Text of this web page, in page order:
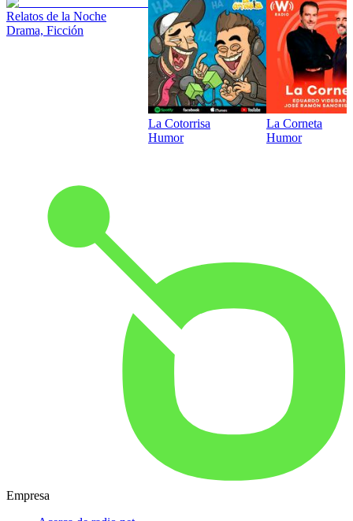
Relatos de la Noche
Drama, Ficción
La Cotorrisa
Humor
La Corneta
Humor
Empresa